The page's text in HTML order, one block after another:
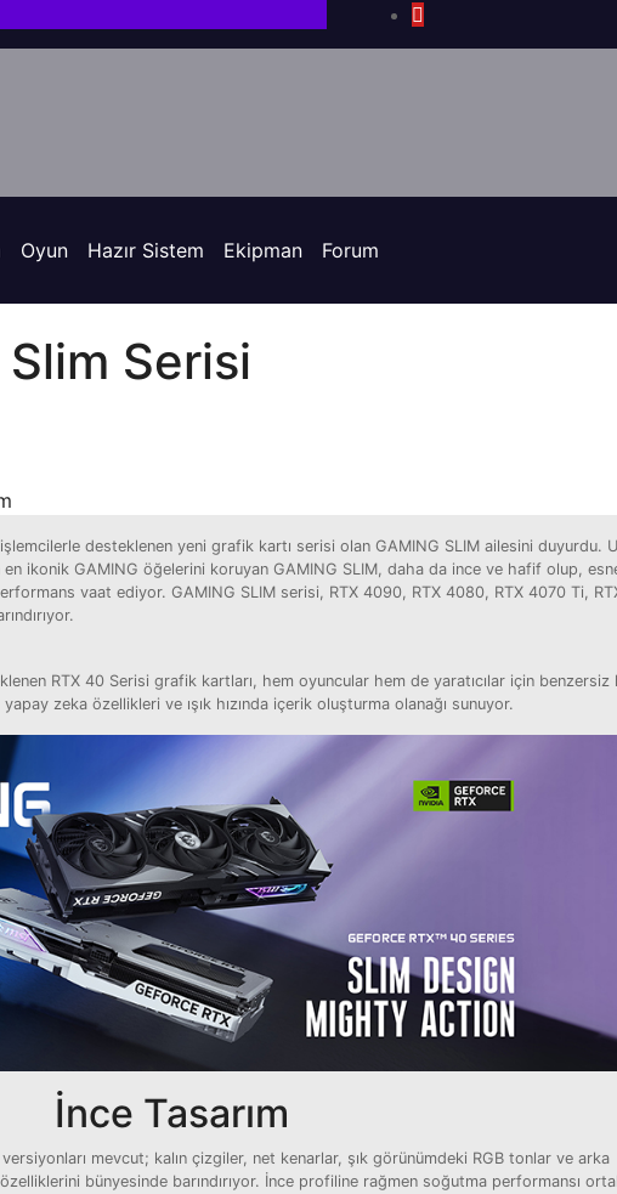
Oyun Hazır Sistem Ekipman Forum
Serisi
desteklenen yeni grafik kartı serisi olan GAMING SLIM ailesini duyurdu.
ikonik GAMING öğelerini koruyan GAMING SLIM, daha da ince ve hafif olup,
vaat ediyor. GAMING SLIM serisi, RTX 4090, RTX 4080, RTX 4070 Ti,
RTX 40 Serisi grafik kartları, hem oyuncular hem de yaratıcılar için benzersiz
zeka özellikleri ve ışık hızında içerik oluşturma olanağı sunuyor.
İnce Tasarım
mevcut; kalın çizgiler, net kenarlar, şık görünümdeki RGB tonlar ve arka
bünyesinde barındırıyor. İnce profiline rağmen soğutma performansı